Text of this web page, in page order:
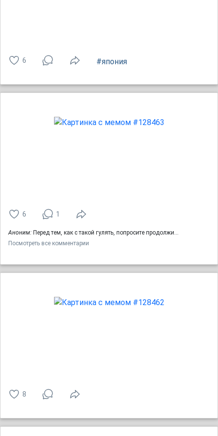
6 #япония
6 1
Аноним: Перед тем, как с такой гулять, попросите продолжи…
Посмотреть все комментарии
8